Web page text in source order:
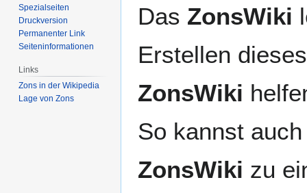
Das ZonsWiki
Erstellen
ZonsWiki
So kannst
ZonsWiki zu
Spezialseiten
Druckversion
Permanenter Link
Seiten­­informationen
Links
Zons in der Wikipedia
Lage von Zons